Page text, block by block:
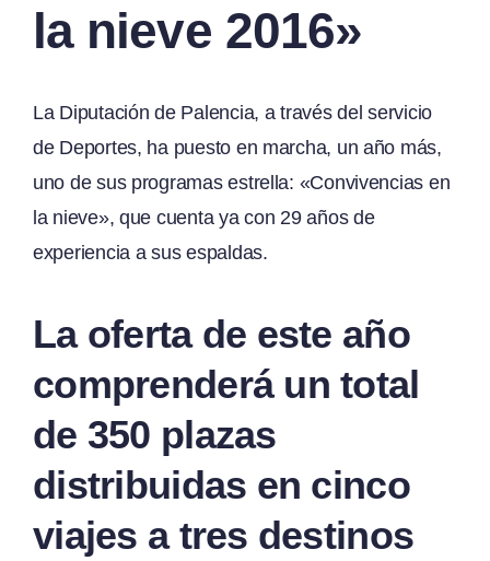
la nieve 2016»
La Diputación de Palencia, a través del servicio
de Deportes, ha puesto en marcha, un año más,
uno de sus programas estrella: «Convivencias en
la nieve», que cuenta ya con 29 años de
experiencia a sus espaldas.
La oferta de este año
comprenderá un total
de 350 plazas
distribuidas en cinco
viajes a tres destinos